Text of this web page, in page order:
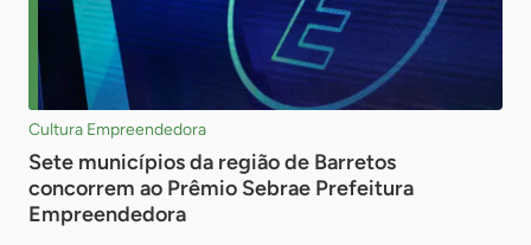
Cultura Empreendedora
Sete municípios da região de Barretos
concorrem ao Prêmio Sebrae Prefeitura
Empreendedora